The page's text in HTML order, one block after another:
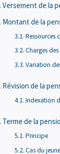
Versement de la
Montant de la
Ressources
Charges
Variation
Révision de la
Indexation
Terme de la
Principe
Cas du